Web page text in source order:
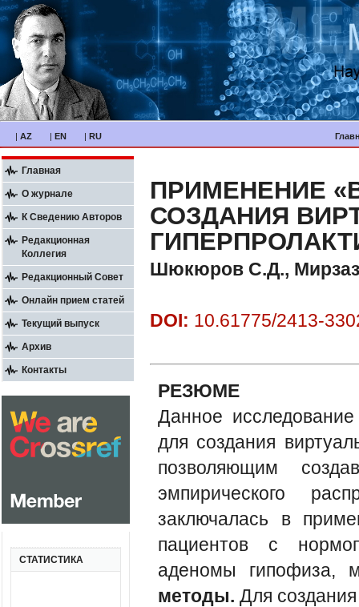
| AZ | EN | RU
Главная
О журнале
К Сведению Авторов
Редакционная
Коллегия
Редакционный Совет
Онлайн прием статей
Текущий выпуск
Архив
Контакты
СТАТИСТИКА
ПРИМЕНЕНИЕ
СОЗДАНИЯ
Шюкюров С.Д.,
DOI: 10.61775/2413-
РЕЗЮМЕ
Данное
для создания
позволяющим
эмпирического
заключалась в
пациентов с
аденомы гипофиза,
методы. Для